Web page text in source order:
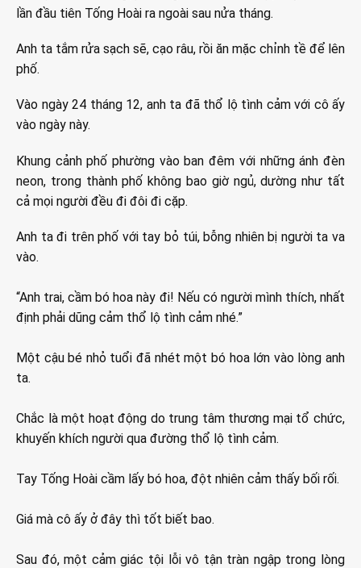
lần đầu tiên Tống Hoài ra ngoài sau nửa tháng.
Anh ta tắm rửa sạch sẽ, cạo râu, rồi ăn mặc chỉnh tề để lên
phố.
Vào ngày 24 tháng 12, anh ta đã thổ lộ tình cảm với cô ấy
vào ngày này.
Khung cảnh phố phường vào ban đêm với những ánh đèn
neon, trong thành phố không bao giờ ngủ, dường như tất
cả mọi người đều đi đôi đi cặp.
Anh ta đi trên phố với tay bỏ túi, bỗng nhiên bị người ta va
vào.
“Anh trai, cầm bó hoa này đi! Nếu có người mình thích, nhất
định phải dũng cảm thổ lộ tình cảm nhé.”
Một cậu bé nhỏ tuổi đã nhét một bó hoa lớn vào lòng anh
ta.
Chắc là một hoạt động do trung tâm thương mại tổ chức,
khuyến khích người qua đường thổ lộ tình cảm.
Tay Tống Hoài cầm lấy bó hoa, đột nhiên cảm thấy bối rối.
Giá mà cô ấy ở đây thì tốt biết bao.
Sau đó, một cảm giác tội lỗi vô tận tràn ngập trong lòng